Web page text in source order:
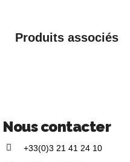
Produits associés
Nous contacter
+33(0)3 21 41 24 10